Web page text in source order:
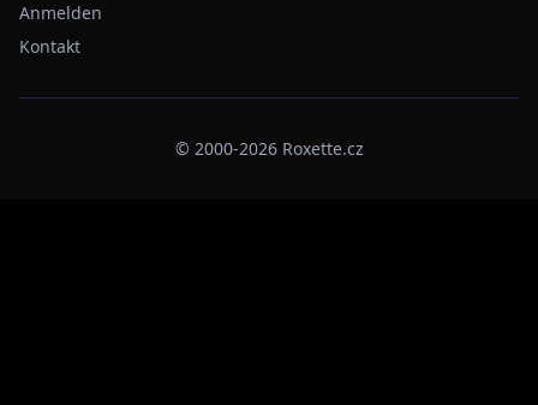
Anmelden
Kontakt
© 2000-2026 Roxette.cz